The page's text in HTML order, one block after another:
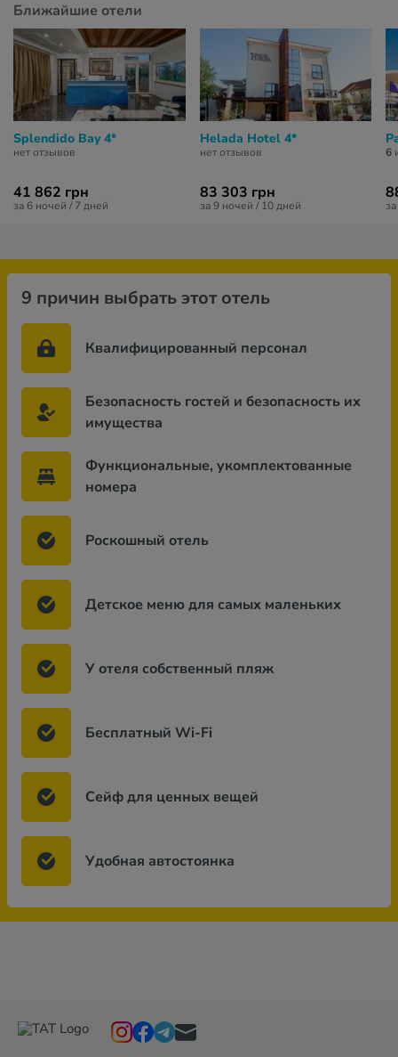
Ближайшие отели
Splendido Bay 4*
нет отзывов
41 862 грн
за 6 ночей / 7 дней
Helada Hotel 4*
нет отзывов
83 303 грн
за 9 ночей / 10 дней
6
9 причин выбрать этот отель
Квалифицированный персонал
Безопасность гостей и безопасность их
имущества
Функциональные, укомплектованные
номера
Роскошный отель
Детское меню для самых маленьких
У отеля собственный пляж
Бесплатный Wi-Fi
Сейф для ценных вещей
Удобная автостоянка